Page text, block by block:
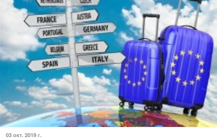
03 окт. 2019 г.